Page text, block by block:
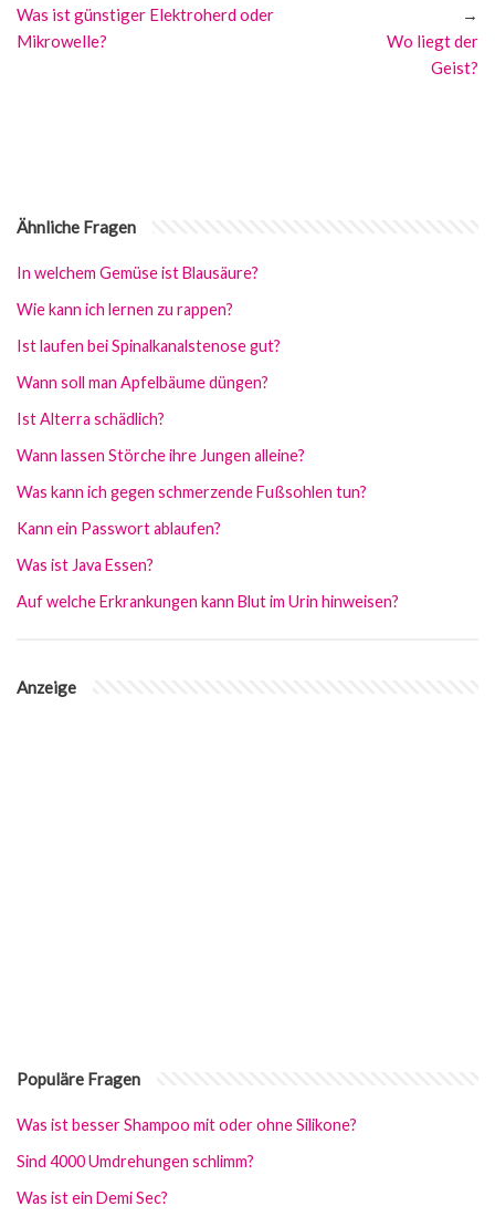
Was ist günstiger Elektroherd oder
Mikrowelle?
→
Wo liegt der
Geist?
Ähnliche Fragen
In welchem Gemüse ist Blausäure?
Wie kann ich lernen zu rappen?
Ist laufen bei Spinalkanalstenose gut?
Wann soll man Apfelbäume düngen?
Ist Alterra schädlich?
Wann lassen Störche ihre Jungen alleine?
Was kann ich gegen schmerzende Fußsohlen tun?
Kann ein Passwort ablaufen?
Was ist Java Essen?
Auf welche Erkrankungen kann Blut im Urin hinweisen?
Anzeige
Populäre Fragen
Was ist besser Shampoo mit oder ohne Silikone?
Sind 4000 Umdrehungen schlimm?
Was ist ein Demi Sec?